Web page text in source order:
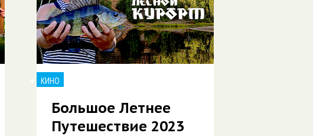
КИНО
Большое Летнее
Путешествие 2023